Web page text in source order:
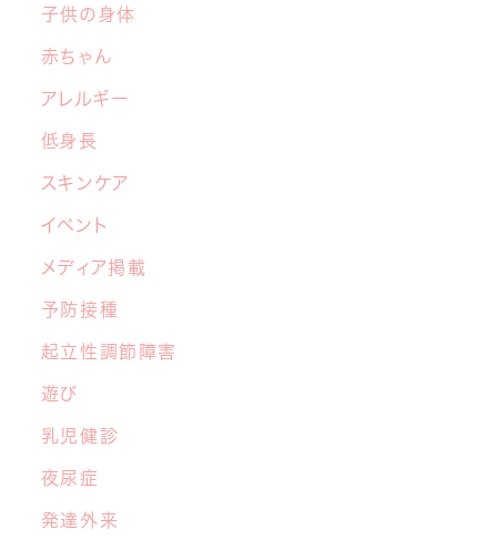
お知らせ
マイナ保険証と医療証のご利用について
2026年3月10日
ぞらフェス
子供の身体
赤ちゃん
アレルギー
低身長
スキンケア
イベント
メディア掲載
予防接種
起立性調節障害
遊び
乳児健診
夜尿症
発達外来